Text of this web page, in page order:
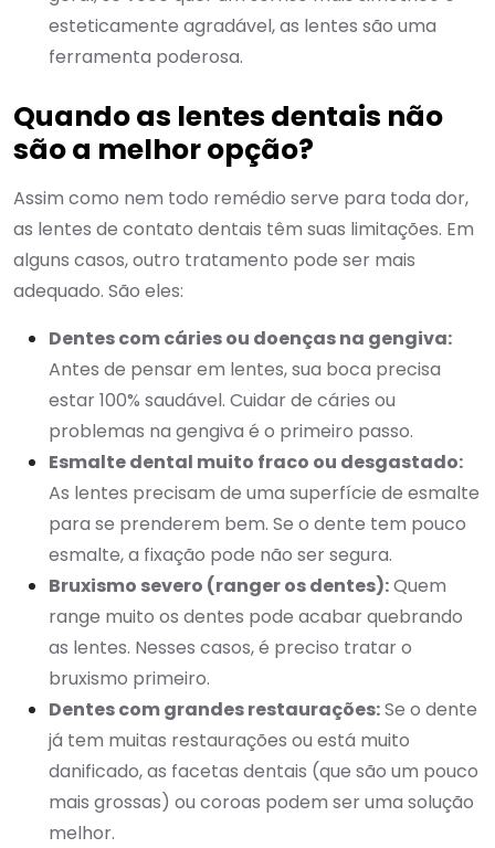
esteticamente agradável, as lentes são uma
ferramenta poderosa.
Quando as lentes dentais não
são a melhor opção?
Assim como nem todo remédio serve para toda dor,
as lentes de contato dentais têm suas limitações. Em
alguns casos, outro tratamento pode ser mais
adequado. São eles:
Dentes com cáries ou doenças na gengiva:
Antes de pensar em lentes, sua boca precisa
estar 100% saudável. Cuidar de cáries ou
problemas na gengiva é o primeiro passo.
Esmalte dental muito fraco ou desgastado:
As lentes precisam de uma superfície de esmalte
para se prenderem bem. Se o dente tem pouco
esmalte, a fixação pode não ser segura.
Bruxismo severo (ranger os dentes):Quem
range muito os dentes pode acabar quebrando
as lentes. Nesses casos, é preciso tratar o
bruxismo primeiro.
Dentes com grandes restaurações:Se o dente
já tem muitas restaurações ou está muito
danificado, as facetas dentais (que são um pouco
mais grossas) ou coroas podem ser uma solução
melhor.